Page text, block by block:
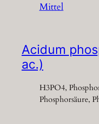
Mittel
Acidum
ac.)
H3PO4,
Phosphorsäure,